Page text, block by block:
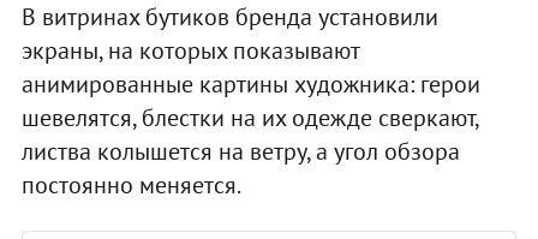
В витринах бутиков бренда установили
экраны, на которых показывают
анимированные картины художника: герои
шевелятся, блестки на их одежде сверкают,
листва колышется на ветру, а угол обзора
постоянно меняется.